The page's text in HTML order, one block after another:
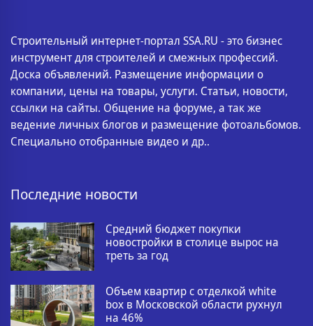
Строительный интернет-портал SSA.RU - это бизнес
инструмент для строителей и смежных профессий.
Доска объявлений. Размещение информации о
компании, цены на товары, услуги. Статьи, новости,
ссылки на сайты. Общение на форуме, а так же
ведение личных блогов и размещение фотоальбомов.
Специально отобранные видео и др..
Последние новости
Средний бюджет покупки
новостройки в столице вырос на
треть за год
Объем квартир с отделкой white
box в Московской области рухнул
на 46%